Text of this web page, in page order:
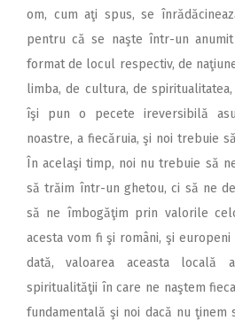
om, cum aţi spus, se
pentru că se naşte într-un
format de locul respectiv, de
limba, de cultura, de
îşi pun o pecete ireversibilă
noastre, a fiecăruia, şi noi trebuie
În acelaşi timp, noi nu trebuie să
să trăim într-un ghetou, ci să ne
să ne îmbogăţim prin valorile
acesta vom fi şi români, şi europeni
dată, valoarea aceasta
spiritualităţii în care ne naştem
fundamentală şi noi dacă nu ţinem